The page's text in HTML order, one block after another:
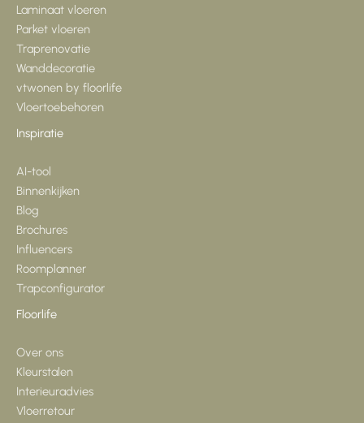
Laminaat vloeren
Parket vloeren
Traprenovatie
Wanddecoratie
vtwonen by floorlife
Vloertoebehoren
Inspiratie
AI-tool
Binnenkijken
Blog
Brochures
Influencers
Roomplanner
Trapconfigurator
Floorlife
Over ons
Kleurstalen
Interieuradvies
Vloerretour